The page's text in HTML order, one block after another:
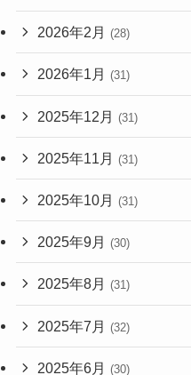
2026年2月 (28)
2026年1月 (31)
2025年12月 (31)
2025年11月 (31)
2025年10月 (31)
2025年9月 (30)
2025年8月 (31)
2025年7月 (32)
2025年6月 (30)